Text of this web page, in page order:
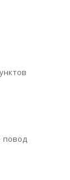
повод